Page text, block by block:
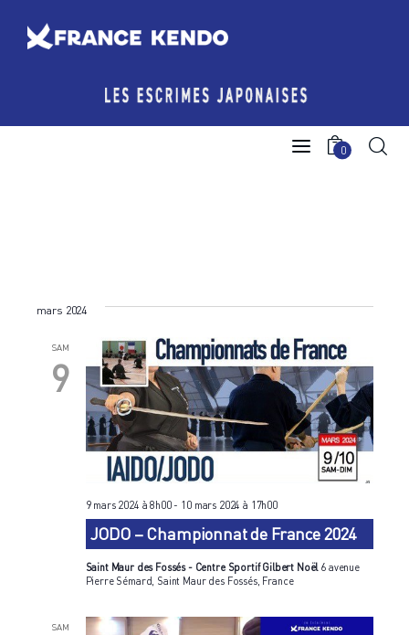
0
Les Escrimes Japonaises
Agenda licencié.e.s
Espace licencié-e-s
mars 2024
SAM
9
JODO – Championnat de France 2024
9 mars 2024 à 8h00- 10 mars 2024 à 17h00
Saint Maur des Fossés - Centre Sportif Gilbert Noël 6 avenue
Pierre Sémard, Saint Maur des Fossés, France
SAM